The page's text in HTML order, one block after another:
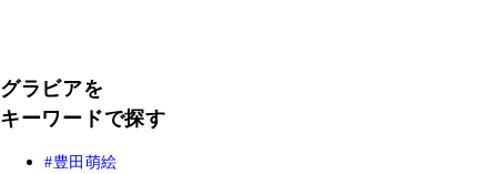
グラビアを
キーワードで探す
豊田萌絵